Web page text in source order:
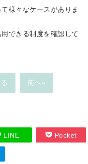
様々なケースがありま
できる制度を確認して
前へ»
LINE Pocket